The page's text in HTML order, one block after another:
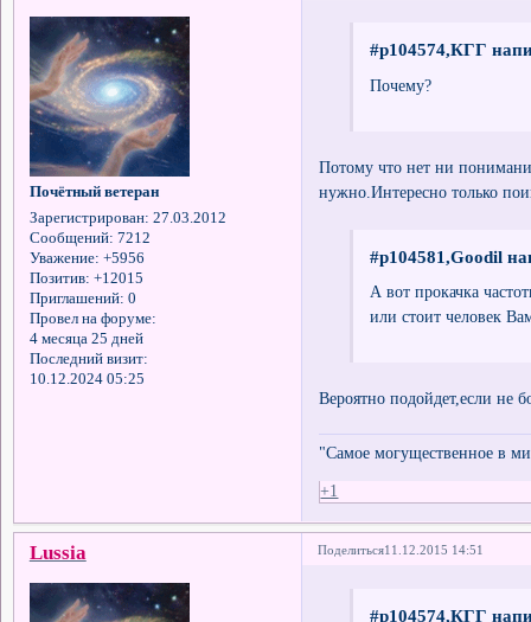
Почётный ветеран
Зарегистрирован: 27.03.2012
Сообщений: 7212
Уважение: +5956
Позитив: +12015
Приглашений: 0
Провел на форуме:
4 месяца 25 дней
Последний визит:
10.12.2024 05:25
#p104574,КГГ
Почему?
Потому что нет ни
нужно.Интересно только
#p104581,Goodil
А вот прокачка
или стоит человек
Вероятно подойдет,если не
"Самое могущественное в
+1
Поделиться11.12.2015 14:51
Lussia
#p104574,КГГ